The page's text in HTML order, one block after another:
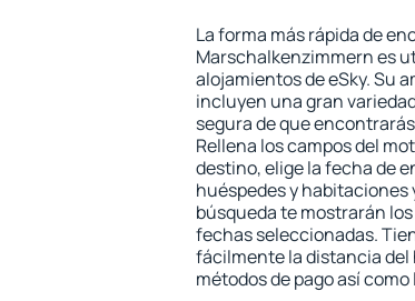
La forma más rápida de
Marschalkenzimmern es
alojamientos de eSky. Su
incluyen una gran
segura de que
Rellena los campos del
destino, elige la fecha de
huéspedes y habitaciones
búsqueda te mostrarán
fechas seleccionadas.
fácilmente la distancia del
métodos de pago así